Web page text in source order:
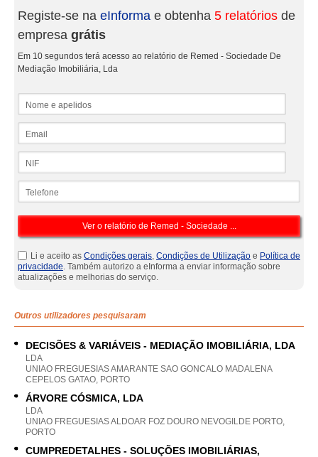
Registe-se na eInforma e obtenha 5 relatórios de
empresa grátis
Em 10 segundos terá acesso ao relatório de Remed - Sociedade De
Mediação Imobiliária, Lda
Li e aceito as Condições gerais, Condições de Utilização e Política de
privacidade. Também autorizo a eInforma a enviar informação sobre
atualizações e melhorias do serviço.
Outros utilizadores pesquisaram
DECISÕES & VARIÁVEIS - MEDIAÇÃO IMOBILIÁRIA, LDA
LDA
UNIAO FREGUESIAS AMARANTE SAO GONCALO MADALENA
CEPELOS GATAO, PORTO
ÁRVORE CÓSMICA, LDA
LDA
UNIAO FREGUESIAS ALDOAR FOZ DOURO NEVOGILDE PORTO,
PORTO
CUMPREDETALHES - SOLUÇÕES IMOBILIÁRIAS,